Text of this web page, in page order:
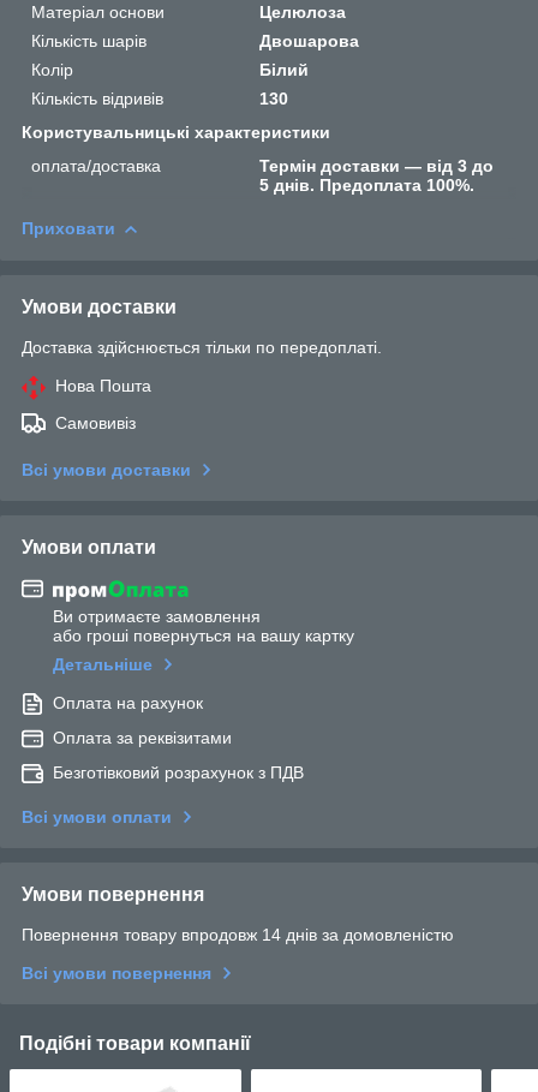
Матеріал основи
Целюлоза
Кількість шарів
Двошарова
Колір
Білий
Кількість відривів
130
Користувальницькі характеристики
оплата/доставка
Термін доставки — від 3 до
5 днів. Предоплата 100%.
Приховати
Умови доставки
Доставка здійснюється тільки по передоплаті.
Нова Пошта
Самовивіз
Всі умови доставки
Умови оплати
Ви отримаєте замовлення
або гроші повернуться на вашу картку
Детальніше
Оплата на рахунок
Оплата за реквізитами
Безготівковий розрахунок з ПДВ
Всі умови оплати
Умови повернення
Повернення товару впродовж 14 днів за домовленістю
Всі умови повернення
Подібні товари компанії